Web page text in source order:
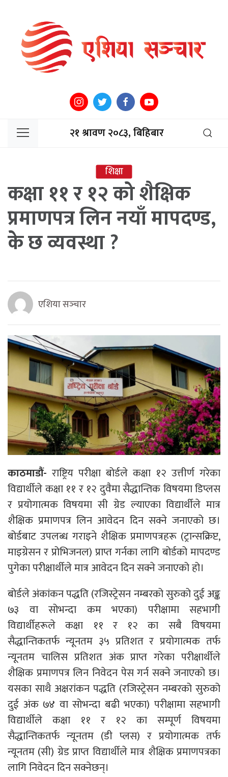
२१ श्रावण २०८३, बिहिबार
शिक्षा
कक्षा ११ र १२ को शैक्षिक
प्रमाणपत्र लिन नयाँ मापदण्ड,
के छ व्यवस्था ?
एशिया सञ्‍चार
काठमाडौं- राष्ट्रिय परीक्षा बोर्डले कक्षा १२ उत्तीर्ण गरेका
विद्यार्थीले कक्षा ११ र १२ दुवैमा सैद्धान्तिक विषयमा डिप्लस
र प्रयोगात्मक विषयमा सी ग्रेड ल्याएका विद्यार्थीले मात्र
शैक्षिक प्रमाणपत्र लिन आवेदन दिन सक्ने जनाएको छ।
बोर्डबाट उपलब्ध गराइने शैक्षिक प्रमाणपत्रहरू (ट्रान्सक्रिप्ट,
माइग्रेसन र प्रोभिजनल) प्राप्त गर्नका लागि बोर्डको मापदण्ड
पुगेका परीक्षार्थीले मात्र आवेदन दिन सक्ने जनाएको हो।
बोर्डले अंकांकन पद्धति (रजिस्ट्रेसन नम्बरको सुरुको दुई अङ्क
७३ वा सोभन्दा कम भएका) परीक्षामा सहभागी
विद्यार्थीहरूले कक्षा ११ र १२ का सबै विषयमा
सैद्धान्तिकतर्फ न्यूनतम ३५ प्रतिशत र प्रयोगात्मक तर्फ
न्यूनतम चालिस प्रतिशत अंक प्राप्त गरेका परीक्षार्थीले
शैक्षिक प्रमाणपत्र लिन निवेदन पेस गर्न सक्ने जनाएको छ।
यसका साथै अक्षरांकन पद्धति (रजिस्ट्रेसन नम्बरको सुरुको
दुई अंक ७४ वा सोभन्दा बढी भएका) परीक्षामा सहभागी
विद्यार्थीले कक्षा ११ र १२ का सम्पूर्ण विषयमा
सैद्धान्तिकतर्फ न्यूनतम (डी प्लस) र प्रयोगात्मक तर्फ
न्यूनतम (सी) ग्रेड प्राप्त विद्यार्थीले मात्र शैक्षिक प्रमाणपत्रका
लागि निवेदन दिन सक्नेछन्।